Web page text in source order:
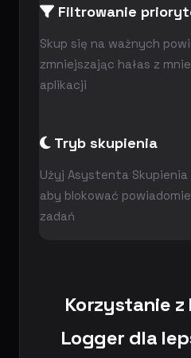
Filtrowanie
Skup się na ważnych
zmniejszając hałas z
aplikacji
Tryb skupienia
Użyj Asystenta
aby blokować
zadań
Korzystanie
Logger dla